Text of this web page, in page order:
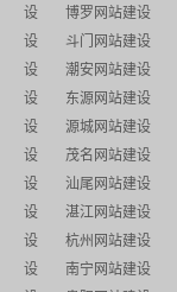
设
博罗网站建设
设
斗门网站建设
设
潮安网站建设
设
东源网站建设
设
源城网站建设
设
茂名网站建设
设
汕尾网站建设
设
湛江网站建设
设
杭州网站建设
设
南宁网站建设